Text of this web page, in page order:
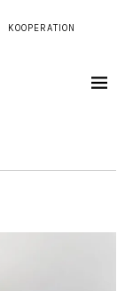
KOOPERATION